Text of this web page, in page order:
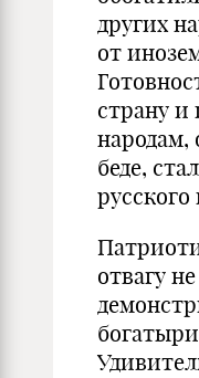
других
от
страну
народам,
беде,
русского
отвагу